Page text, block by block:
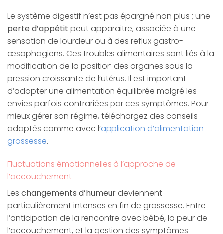
Le système digestif n’est pas épargné non plus ; une
perte d’appétit peut apparaitre, associée à une
sensation de lourdeur ou à des reflux gastro-
œsophagiens. Ces troubles alimentaires sont liés à la
modification de la position des organes sous la
pression croissante de l’utérus. Il est important
d’adopter une alimentation équilibrée malgré les
envies parfois contrariées par ces symptômes. Pour
mieux gérer son régime, téléchargez des conseils
adaptés comme avec l’application d’alimentation
grossesse.
Fluctuations émotionnelles à l’approche de
l’accouchement
Les changements d’humeurdeviennent
particulièrement intenses en fin de grossesse. Entre
l’anticipation de la rencontre avec bébé, la peur de
l’accouchement, et la gestion des symptômes